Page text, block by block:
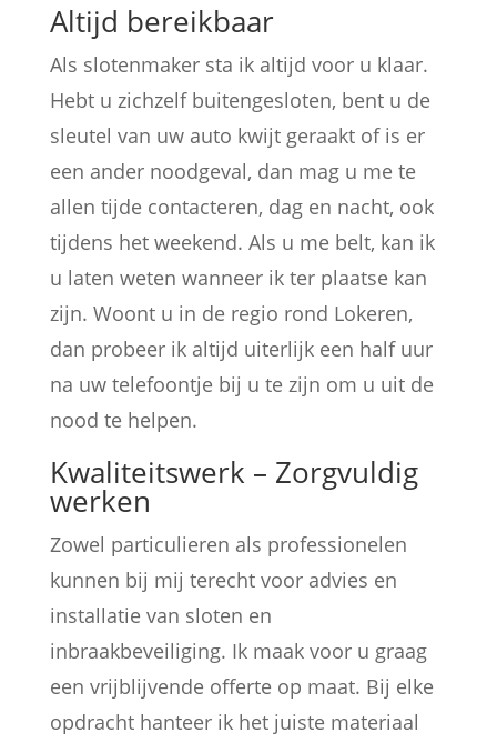
Altijd bereikbaar
Als slotenmaker sta ik altijd voor u klaar.
Hebt u zichzelf buitengesloten, bent u de
sleutel van uw auto kwijt geraakt of is er
een ander noodgeval, dan mag u me te
allen tijde contacteren, dag en nacht, ook
tijdens het weekend. Als u me belt, kan ik
u laten weten wanneer ik ter plaatse kan
zijn. Woont u in de regio rond Lokeren,
dan probeer ik altijd uiterlijk een half uur
na uw telefoontje bij u te zijn om u uit de
nood te helpen.
Kwaliteitswerk – Zorgvuldig
werken
Zowel particulieren als professionelen
kunnen bij mij terecht voor advies en
installatie van sloten en
inbraakbeveiliging. Ik maak voor u graag
een vrijblijvende offerte op maat. Bij elke
opdracht hanteer ik het juiste materiaal